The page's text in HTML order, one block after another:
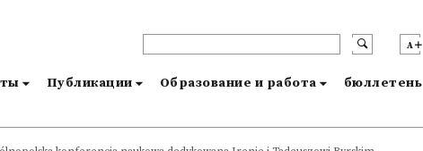
A
Публикации Образование и работа бюллетень